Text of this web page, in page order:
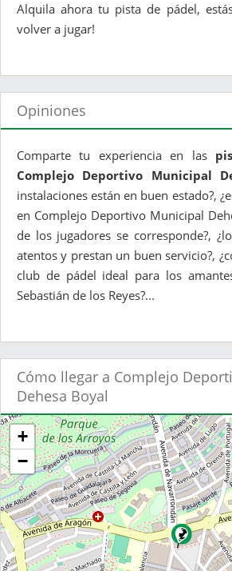
Alquila ahora tu pista de pádel,
volver a jugar!
Opiniones
Comparte tu experiencia en las
Complejo Deportivo Municipal
instalaciones están en buen estado?,
en Complejo Deportivo Municipal
de los jugadores se corresponde?,
atentos y prestan un buen servicio?,
club de pádel ideal para los
Sebastián de los Reyes?...
Cómo llegar a Complejo
Dehesa Boyal
+
−